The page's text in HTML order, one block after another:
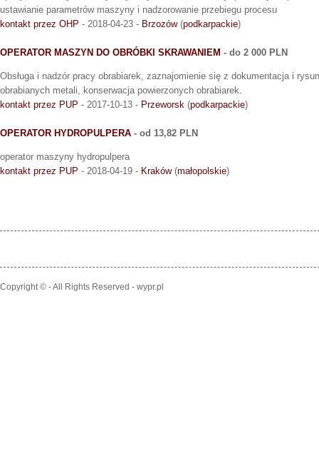
ustawianie parametrów maszyny i nadzorowanie przebiegu procesu
kontakt przez OHP - 2018-04-23 - Brzozów(podkarpackie)
OPERATOR MASZYN DO OBRÓBKI SKRAWANIEM - do 2 000 PLN
Obsługa i nadzór pracy obrabiarek, zaznajomienie się z dokumentacja i
obrabianych metali, konserwacja powierzonych obrabiarek.
kontakt przez PUP - 2017-10-13 - Przeworsk (podkarpackie)
OPERATOR HYDROPULPERA - od 13,82 PLN
operator maszyny hydropulpera
kontakt przez PUP - 2018-04-19 - Kraków(małopolskie)
Copyright © - All Rights Reserved - wypr.pl